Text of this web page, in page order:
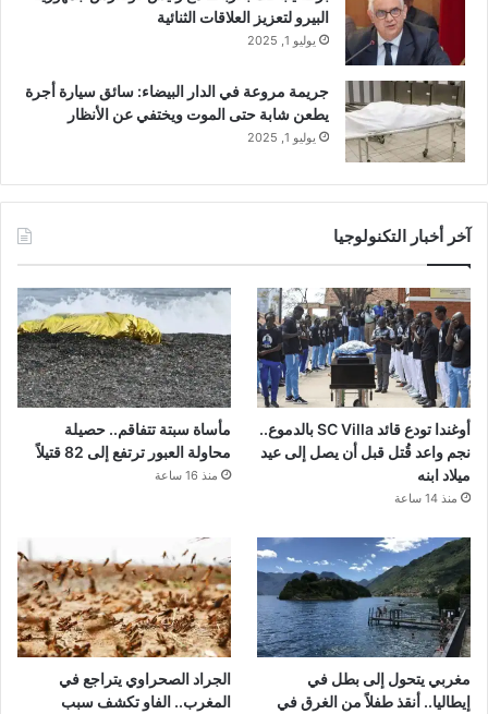
البيرو لتعزيز العلاقات الثنائية
يوليو 1, 2025
جريمة مروعة في الدار البيضاء: سائق سيارة أجرة
يطعن شابة حتى الموت ويختفي عن الأنظار
يوليو 1, 2025
آخر أخبار التكنولوجيا
أوغندا تودع قائد SC Villa بالدموع..
نجم واعد قُتل قبل أن يصل إلى عيد
ميلاد ابنه
منذ 14 ساعة
مأساة سبتة تتفاقم.. حصيلة
محاولة العبور ترتفع إلى 82 قتيلاً
منذ 16 ساعة
مغربي يتحول إلى بطل في
إيطاليا.. أنقذ طفلاً من الغرق في
الجراد الصحراوي يتراجع في
المغرب.. الفاو تكشف سبب